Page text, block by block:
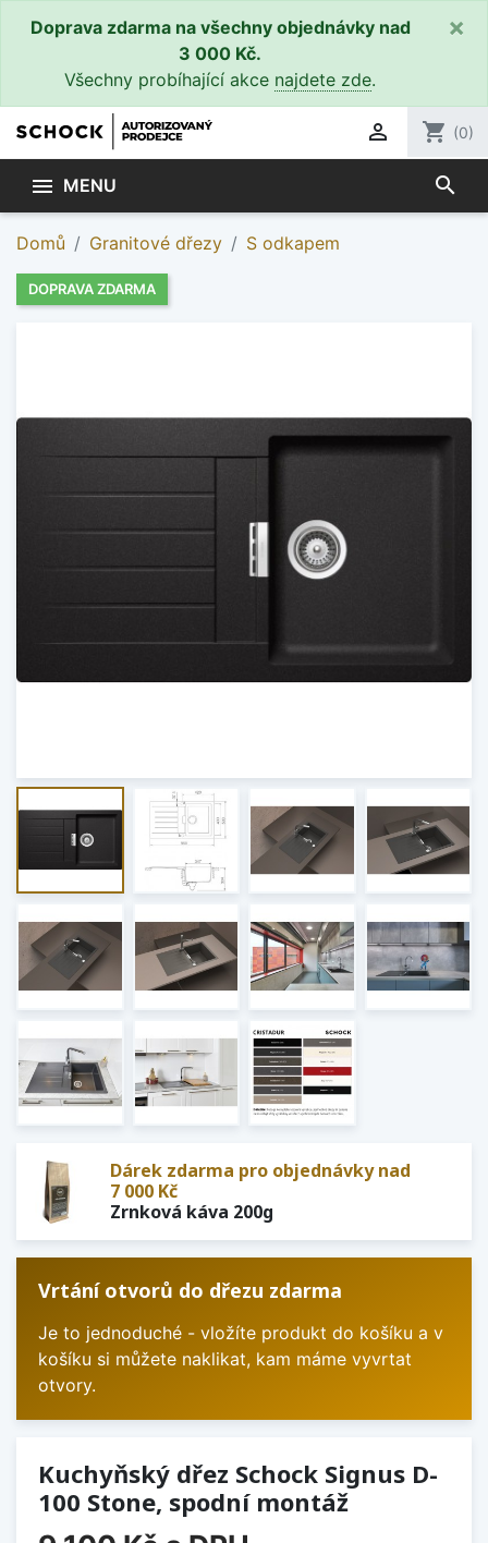
Doprava zdarma na všechny objednávky nad
3 000 Kč.
Všechny probíhající akce najdete zde.
×
 shopping_cart (0)
 MENU search
Domů Granitové dřezy S odkapem
DOPRAVA ZDARMA
Dárek zdarma pro objednávky nad
7 000 Kč
Zrnková káva 200g
Vrtání otvorů do dřezu zdarma
Je to jednoduché - vložíte produkt do košíku a v
košíku si můžete naklikat, kam máme vyvrtat
otvory.
Kuchyňský dřez Schock Signus D-
100 Stone, spodní montáž